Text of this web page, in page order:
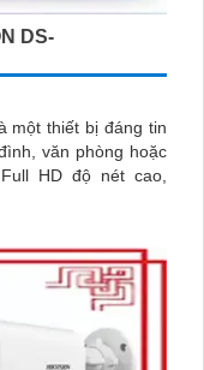
DS-
một thiết bị đáng tin
văn phòng hoặc